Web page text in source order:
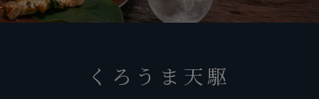
くろうま天駆